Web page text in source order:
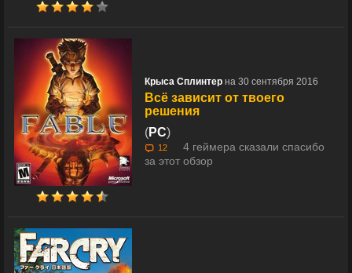
Крыса Сплинтер на 30 сентября 2016
Всё зависит от твоего
решения
(PC)
12
4 геймера сказали спасибо
за этот обзор